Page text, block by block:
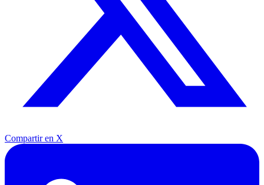
Compartir en X